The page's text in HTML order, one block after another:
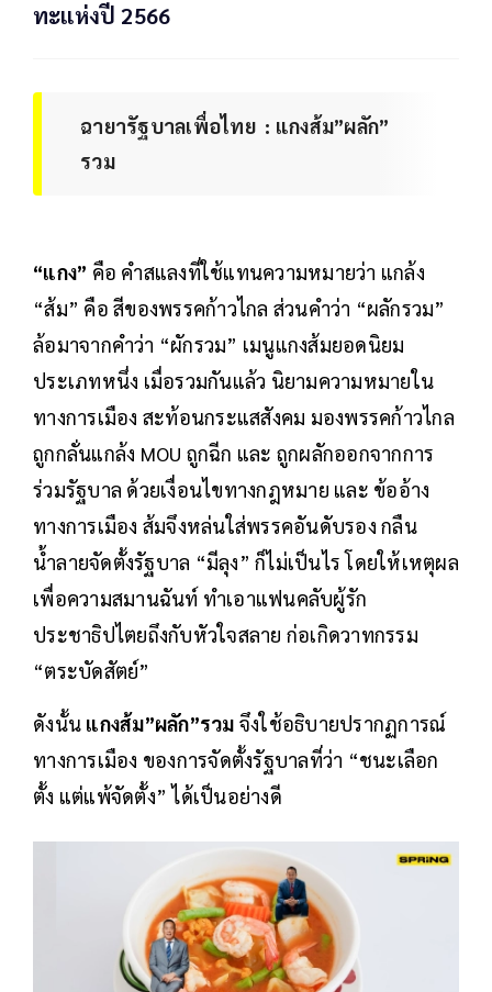
ทะแห่งปี 2566
ฉายารัฐบาลเพื่อไทย : แกง​ส้ม​”ผลัก”
รวม
“แกง” คือ คำสแลงที่ใช้แทนความหมายว่า แกล้ง
“ส้ม” คือ สีของพรรคก้าวไกล ส่วนคำว่า “ผลักรวม”
ล้อมาจากคำว่า “ผักรวม” เมนูแกงส้มยอดนิยม
ประเภทหนึ่ง เมื่อรวมกันแล้ว นิยามความหมายใน
ทางการเมือง สะท้อนกระแสสังคม มองพรรคก้าวไกล
ถูกกลั่นแกล้ง MOU ถูกฉีก และ ถูกผลักออกจากการ
ร่วมรัฐบาล ด้วยเงื่อนไขทางกฎหมาย และ ข้ออ้าง
ทางการเมือง ส้มจึงหล่นใส่พรรคอันดับรอง กลืน
น้ำลายจัดตั้งรัฐบาล “มีลุง” ก็ไม่เป็นไร โดยให้เหตุผล
เพื่อความสมานฉันท์ ทำเอาแฟนคลับผู้รัก
ประชาธิปไตยถึงกับหัวใจสลาย ก่อเกิดวาทกรรม
“ตระบัดสัตย์”
ดังนั้น แกง​ส้ม​”ผลัก”รวม จึงใช้อธิบายปรากฏการณ์
ทางการเมือง ของการจัดตั้งรัฐบาลที่ว่า “ชนะเลือก
ตั้ง แต่แพ้จัดตั้ง” ได้เป็นอย่างดี